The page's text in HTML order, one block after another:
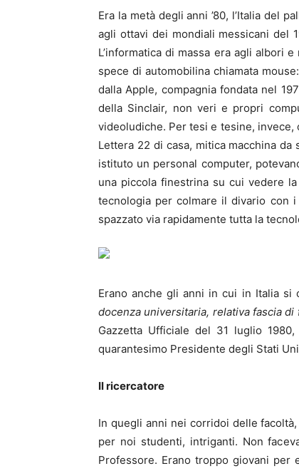
Era la metà degli anni ’80, l’Italia del
agli ottavi dei mondiali messicani del
L’informatica di massa era agli albori
spece di automobilina chiamata
dalla Apple, compagnia fondata nel
della Sinclair, non veri e propri
videoludiche. Per tesi e tesine, invece,
Lettera 22 di casa, mitica macchina
istituto un personal computer,
una piccola finestrina su cui vedere
tecnologia per colmare il divario con
spazzato via rapidamente tutta la
Erano anche gli anni in cui in Italia si
docenza universitaria, relativa fascia
Gazzetta Ufficiale del 31 luglio
quarantesimo Presidente degli Stati
Il ricercatore
In quegli anni nei corridoi delle
per noi studenti, intriganti. Non
Professore. Erano troppo giovani